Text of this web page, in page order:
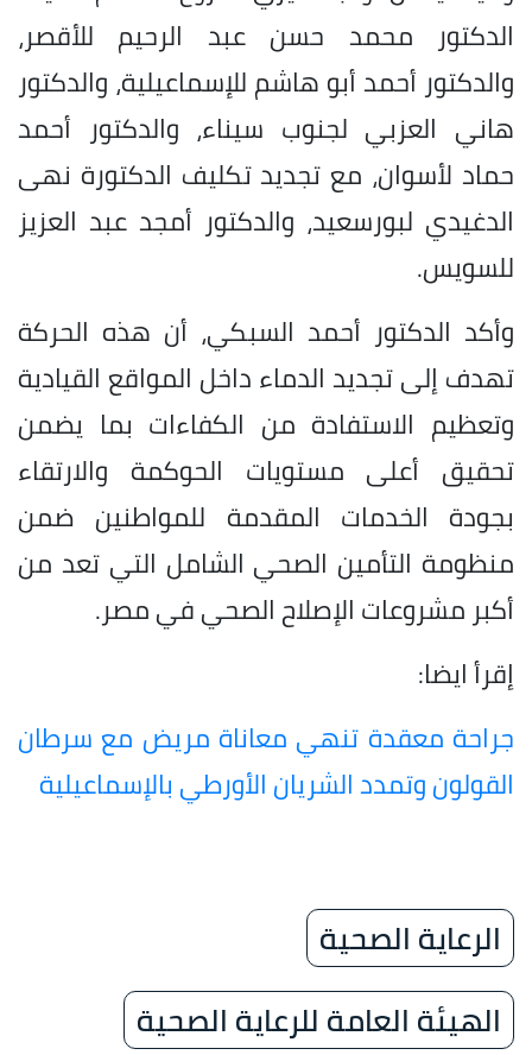
الدكتور محمد حسن عبد الرحيم للأقصر،
والدكتور أحمد أبو هاشم للإسماعيلية، والدكتور
هاني العزبي لجنوب سيناء، والدكتور أحمد
حماد لأسوان، مع تجديد تكليف الدكتورة نهى
الدغيدي لبورسعيد، والدكتور أمجد عبد العزيز
للسويس.
وأكد الدكتور أحمد السبكي، أن هذه الحركة
تهدف إلى تجديد الدماء داخل المواقع القيادية
وتعظيم الاستفادة من الكفاءات بما يضمن
تحقيق أعلى مستويات الحوكمة والارتقاء
بجودة الخدمات المقدمة للمواطنين ضمن
منظومة التأمين الصحي الشامل التي تعد من
أكبر مشروعات الإصلاح الصحي في مصر.
إقرأ ايضا:
جراحة معقدة تنهي معاناة مريض مع سرطان
القولون وتمدد الشريان الأورطي بالإسماعيلية
الرعاية الصحية
الهيئة العامة للرعاية الصحية